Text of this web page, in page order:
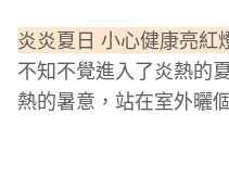
炎炎夏日 小心健康亮紅
不知不覺進入了炎熱的
熱的暑意，站在室外曬
時，為了尋求瞬間的清